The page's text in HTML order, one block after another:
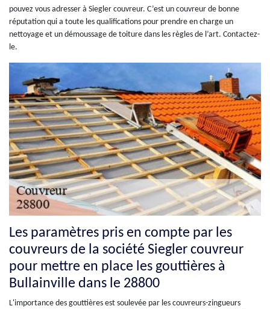
pouvez vous adresser à Siegler couvreur. C’est un couvreur de bonne
réputation qui a toute les qualifications pour prendre en charge un
nettoyage et un démoussage de toiture dans les règles de l’art. Contactez-
le.
Les paramètres pris en compte par les
couvreurs de la société Siegler couvreur
pour mettre en place les gouttières à
Bullainville dans le 28800
L'importance des gouttières est soulevée par les couvreurs-zingueurs